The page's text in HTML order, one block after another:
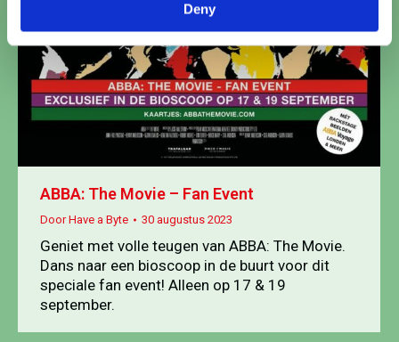
Deny
ABBA: The Movie – Fan Event
DoorHave a Byte 30 augustus 2023
Geniet met volle teugen van ABBA: The Movie.
Dans naar een bioscoop in de buurt voor dit
speciale fan event! Alleen op 17 & 19
september.